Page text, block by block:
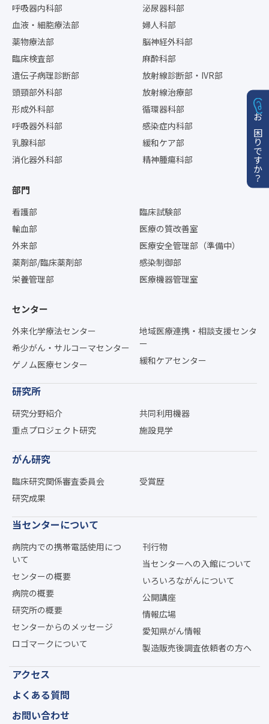
呼吸器内科部
血液・細胞療法部
薬物療法部
臨床検査部
遺伝子病理診断部
頭頸部外科部
形成外科部
呼吸器外科部
乳腺科部
消化器外科部
泌尿器科部
婦人科部
脳神経外科部
麻酔科部
放射線診断部・IVR部
放射線治療部
循環器科部
感染症内科部
緩和ケア部
精神腫瘍科部
部門
看護部
輸血部
外来部
薬剤部/臨床薬剤部
栄養管理部
臨床試験部
医療の質改善室
医療安全管理部（準備中）
感染制御部
医療機器管理室
センター
外来化学療法センター
希少がん・サルコーマセンター
ゲノム医療センター
地域医療連携・相談支援センタ
ー
緩和ケアセンター
研究所
研究分野紹介
重点プロジェクト研究
共同利用機器
施設見学
がん研究
臨床研究関係審査委員会
研究成果
受賞歴
当センターについて
病院内での携帯電話使用につ
いて
センターの概要
病院の概要
研究所の概要
センターからのメッセージ
ロゴマークについて
刊行物
当センターへの入館について
いろいろながんについて
公開講座
情報広場
愛知県がん情報
製造販売後調査依頼者の方へ
アクセス
よくある質問
お問い合わせ
お困りですか？